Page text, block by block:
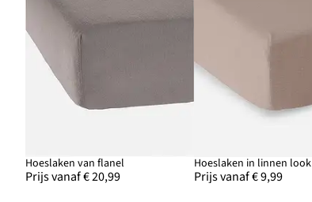
Hoeslaken van flanel
Prijs vanaf € 20,99
Hoeslaken in linnen look
Prijs vanaf € 9,99